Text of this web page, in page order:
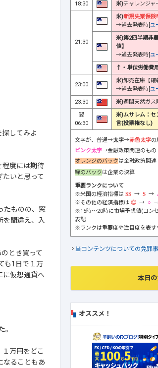
してみよ
程度には期待
いと思って
たものの、窓
間違え、入
とき買って
も1日で１万
に仮想通貨へ
。
１万円をどこ
なることもあ
18:30
米)チャレンジャ
21:30
米)新規失業保険
→過去発表時[ユ
米)第2四半期非
値】
→過去発表時[ユ
↑・単位労働費
23:00
米)卸売在庫【確
→過去発表時[ユ
23:30 米)週間天然ガス
翌
06:30
米)ムサレム：セ
言(投票権なし)
文字が、普通→太字→赤色太字の
ピンク太字→金融政策関連のもの
オレンジのバックは金融政策関連
緑のバックは企業の決算
重要ランクについて
※米国の経済指標は
→ →
※その他の経済指標は
→
※15時～20時に市場予想値(コン
表記
※ランクは重要度や注目度を表す
当コンテンツについての免罪
本日
オススメ！